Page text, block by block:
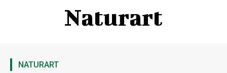
Naturart
NATURART